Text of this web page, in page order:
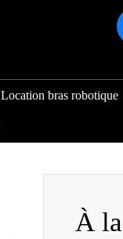
Location bras robotique
À